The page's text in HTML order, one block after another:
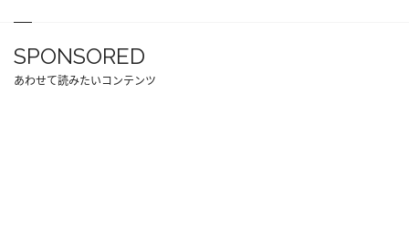
SPONSORED
あわせて読みたいコンテンツ